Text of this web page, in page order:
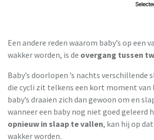
Een andere reden waarom baby’s op een
wakker worden, is de overgang tussen
Baby’s doorlopen ’s nachts verschillende
die cycli zit telkens een kort moment van
baby’s draaien zich dan gewoon om en
wanneer een baby nog niet goed geleerd
opnieuw in slaap te vallen, kan hij op
wakker worden.